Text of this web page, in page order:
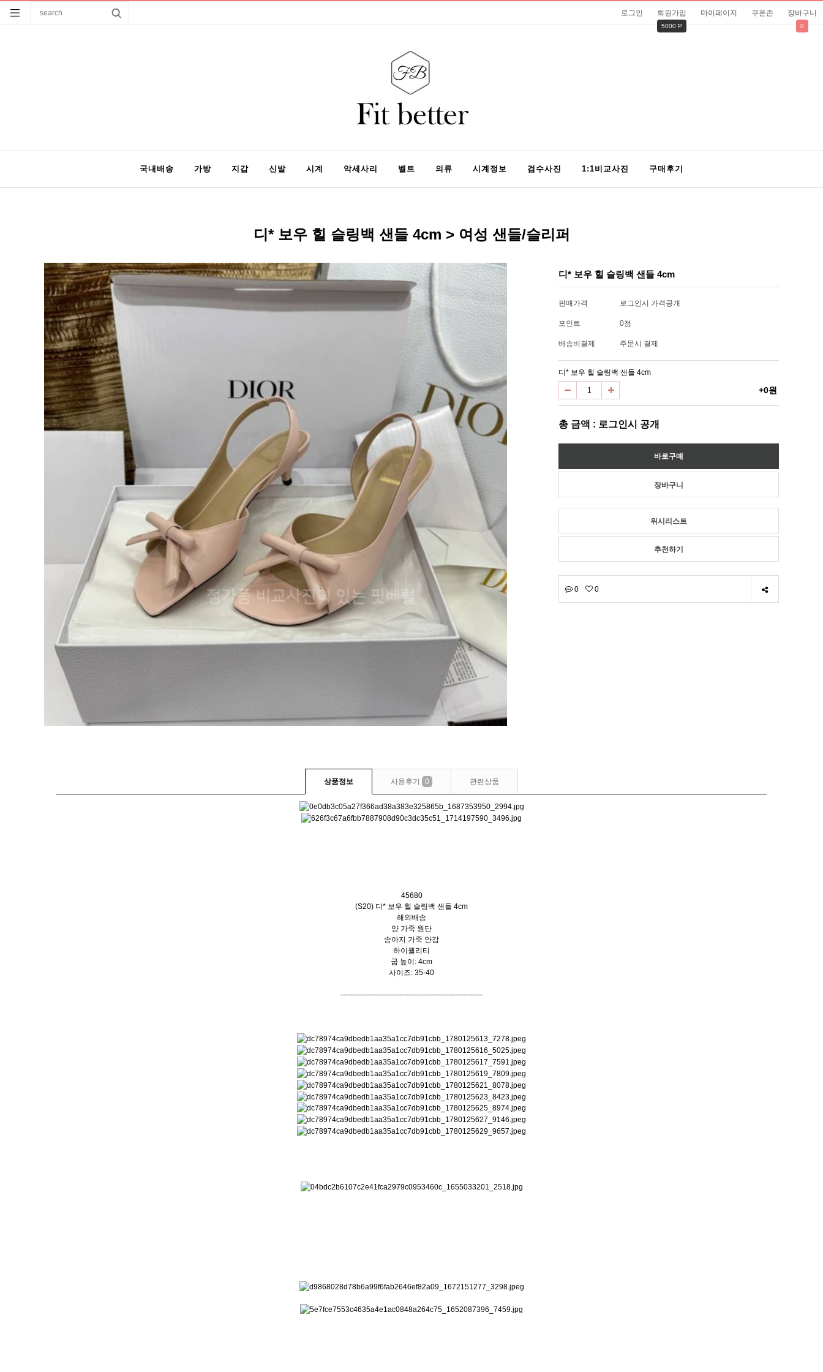
로그인 회원가입
5000 P
마이페이지 쿠폰존 장바구니
0
국내배송 가방 지갑 신발 시계 악세사리 벨트 의류 시계정보 검수사진 1:1비교사진 구매후기
디* 보우 힐 슬링백 샌들 4cm > 여성 샌들/슬리퍼
디* 보우 힐 슬링백 샌들 4cm
판매가격 로그인시 가격공개
포인트 0점
배송비결제 주문시 결제
디* 보우 힐 슬링백 샌들 4cm
+0원
총 금액 : 로그인시 공개
위시리스트
추천하기
0 0
상품정보 사용후기 0 관련상품
45680
(S20) 디* 보우 힐 슬링백 샌들 4cm
해외배송
양 가죽 원단
송아지 가죽 안감
하이퀄리티
굽 높이: 4cm
사이즈: 35-40
----------------------------------------------------------